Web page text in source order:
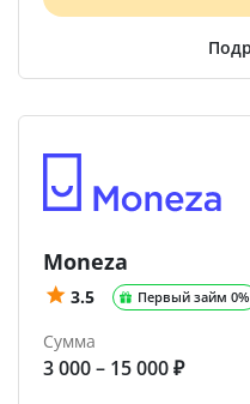
Moneza
3.5 Первый займ 0%
Сумма
3 000 – 15 000 ₽